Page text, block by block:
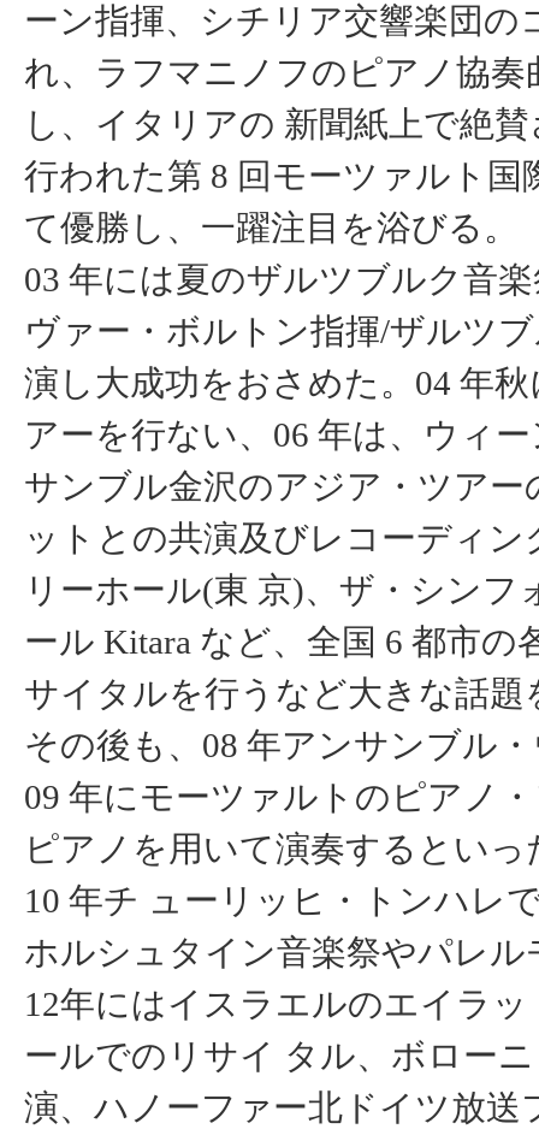
ーン指揮、シチリア交響楽団
れ、ラフマニノフのピアノ協奏
し、イタリアの 新聞紙上で絶
行われた第 8 回モーツァルト
て優勝し、一躍注目を浴びる。
03 年には夏のザルツブルク音
ヴァー・ボルトン指揮/ザルツ
演し大成功をおさめた。04 年
アーを行ない、06 年は、ウィ
サンブル金沢のアジア・ツア
ットとの共演及びレコーディ
リーホール(東 京)、ザ・シン
ール Kitara など、全国 6 都市
サイタルを行うなど大きな話題
その後も、08 年アンサンブル
09 年にモーツァルトのピアノ
ピアノを用いて演奏するとい
10 年チ ューリッヒ・トンハレ
ホルシュタイン音楽祭やパレ
12年にはイスラエルのエイラ
ールでのリサイ タル、ボロー
演、ハノーファー北ドイツ放